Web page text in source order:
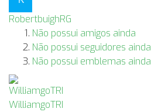
RobertbuighRG
Não possui amigos ainda
Não possui seguidores ainda
Não possui emblemas ainda
WilliamgoTRI